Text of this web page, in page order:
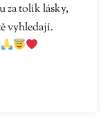
za tolik lásky,
vyhledají.